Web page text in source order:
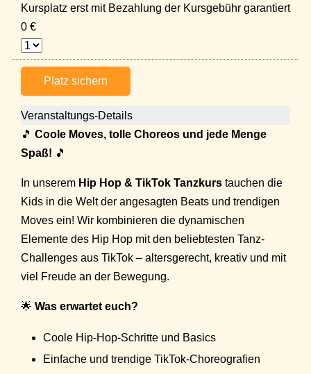
Kursplatz erst mit Bezahlung der Kursgebühr garantiert
0 €
Platz sichern
Veranstaltungs-Details
🎵 Coole Moves, tolle Choreos und jede Menge
Spaß! 🎵
In unserem Hip Hop & TikTok Tanzkurs tauchen die
Kids in die Welt der angesagten Beats und trendigen
Moves ein! Wir kombinieren die dynamischen
Elemente des Hip Hop mit den beliebtesten Tanz-
Challenges aus TikTok – altersgerecht, kreativ und mit
viel Freude an der Bewegung.
🌟 Was erwartet euch?
Coole Hip-Hop-Schritte und Basics
Einfache und trendige TikTok-Choreografien